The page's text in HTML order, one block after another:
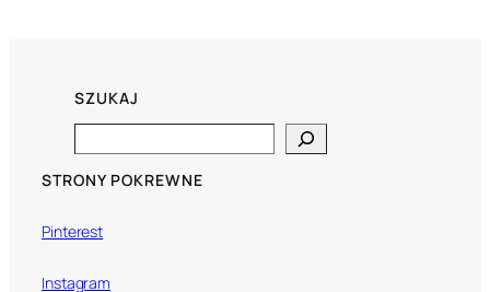
SZUKAJ
STRONY POKREWNE
Pinterest
Instagram